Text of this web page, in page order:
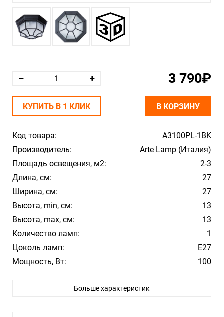
Код товара:
A3100PL-1BK
Производитель:
Arte Lamp (Италия)
Площадь освещения, м2:
2-3
Длина, см:
27
Ширина, см:
27
Высота, min, см:
13
Высота, max, см:
13
Количество ламп:
1
Цоколь ламп:
E27
Мощность, Вт:
100
Цвет плафона/абажура:Больше характеристик
3 790₽
КУПИТЬ В 1 КЛИК В КОРЗИНУ